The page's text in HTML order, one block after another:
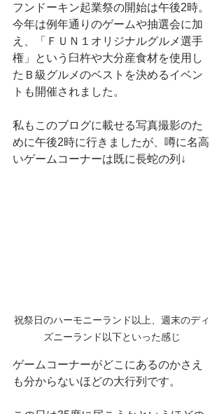
フンドーキン起業祭の開始は午後2時。
今年は例年通りのゲームや抽選会に加
え、「ＦＵＮ１オリジナルグルメ選手
権」という臼杵や大分産食材を使用し
たＢ級グルメのベストを決めるイベン
トも開催されました。
私もこのブログに載せる写真撮影のた
めに午後2時に行きましたが、噂に名高
いゲームコーナーは既に長蛇の列↓
祝祭日のハーモニーランド以上、週末のディ
ズニーランド以下といった感じ
ゲームコーナーがどこにあるのかさえ
も分からないほどの大行列です。